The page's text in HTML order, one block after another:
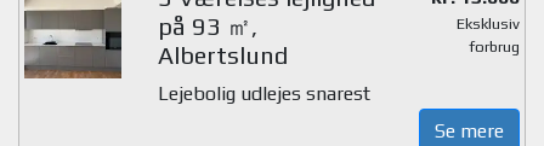
på 93 ㎡,
Albertslund
Eksklusiv
forbrug
Lejebolig udlejes snarest
Se mere